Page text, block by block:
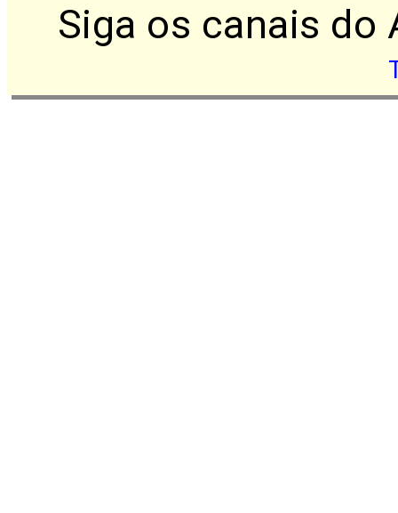
Siga os canais